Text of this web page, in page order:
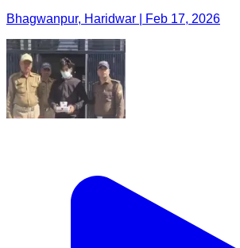
Bhagwanpur, Haridwar | Feb 17, 2026